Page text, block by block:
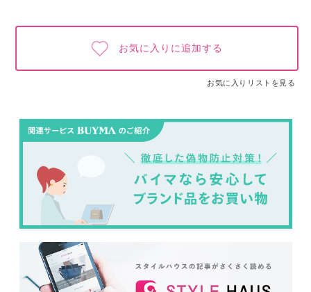
お気に入りに追加する
お気に入りリストを見る